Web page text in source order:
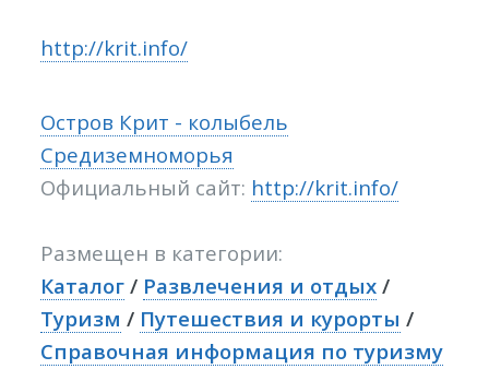
http://krit.info/
Остров Крит - колыбель
Средиземноморья
Официальный сайт: http://krit.info/
Размещен в категории:
Каталог / Развлечения и отдых /
Туризм / Путешествия и курорты /
Справочная информация по туризму